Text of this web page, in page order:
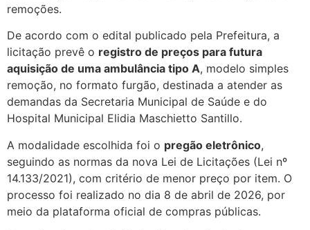
remoções.
De acordo com o edital publicado pela Prefeitura, a
licitação prevê o registro de preços para futura
aquisição de uma ambulância tipo A, modelo simples
remoção, no formato furgão, destinada a atender as
demandas da Secretaria Municipal de Saúde e do
Hospital Municipal Elidia Maschietto Santillo.
A modalidade escolhida foi o pregão eletrônico,
seguindo as normas da nova Lei de Licitações (Lei nº
14.133/2021), com critério de menor preço por item. O
processo foi realizado no dia 8 de abril de 2026, por
meio da plataforma oficial de compras públicas.